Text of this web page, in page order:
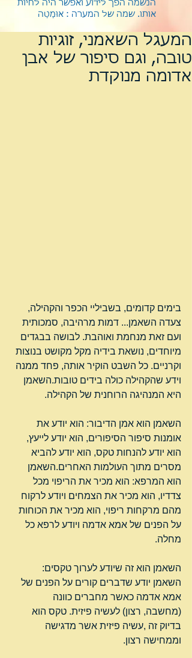
הנשמה הפך לידוע ואפשר היה לחיות
אותו. שמה של המערה : אוּמַטַה
המעגל השאמני, זוגיות
טובה, וגם סיפור של אבן
אדומה מנוקדת
בימים קדומים, בשביליי הכפר והקהילה,
צעדה השאמן... דמות מרהיבה, סמכותית
ועם זאת מנחמת ואוהבת. לבושה בבגדים
מיוחדים, נושאת בידיה מקל מקושט בנוצות
וקרניים. כל השבט הוקיר אותה, פחד ממנה
וידע שהקהילה כולה בידים טובות.השאמן
היא המנהיגה הרוחנית של הקהילה.
השאמן הוא אמן הדיבור: הוא יודע את
אומנות סיפור הסיפורים, הוא יודע לייעץ,
הוא יודע להנחות טקס, הוא יודע להביא
מסרים מתוך העולמות האחרים.השאמן
הוא המרפא: הוא מכיר את הריפוי מכל
צדדיו, הוא מכיר את הצמחים ויודע לרקוח
מהם מרקחות ריפוי, הוא מכיר את הכוחות
על הפנים של אמא אדמה ויודע לרפא כל
מחלה.
השאמן הוא זה שיודע לערוך טקסים:
השאמן יודע שדברים קורים על הפנים של
אמא אדמה כאשר מחברים כוונה
(מחשבה, רצון) לעשיה פיזית. טקס הוא
בדיוק זה ,עשיה פיזית אשר מדגישה
וממחישה רצון.